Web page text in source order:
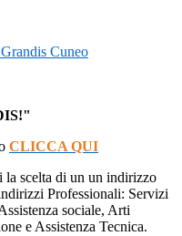
CLICCA QUI
scelta di un un indirizzo
Professionali: Servizi
sociale, Arti
e Assistenza Tecnica.